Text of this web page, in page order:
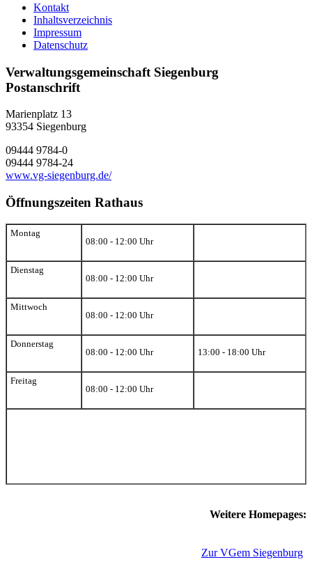
Kontakt
Inhaltsverzeichnis
Impressum
Datenschutz
Verwaltungsgemeinschaft Siegenburg
Postanschrift
Marienplatz 13
93354 Siegenburg
09444 9784-0
09444 9784-24
www.vg-siegenburg.de/
Öffnungszeiten Rathaus
Montag
08:00 - 12:00 Uhr
Dienstag
08:00 - 12:00 Uhr
Mittwoch
08:00 - 12:00 Uhr
Donnerstag
08:00 - 12:00 Uhr
13:00 - 18:00 Uhr
Freitag
08:00 - 12:00 Uhr
Weitere Homepages:
Zur VGem Siegenburg